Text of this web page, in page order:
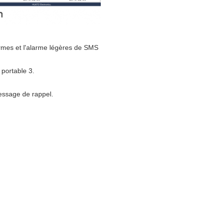
et l'alarme légères de SMS
3.
de rappel.